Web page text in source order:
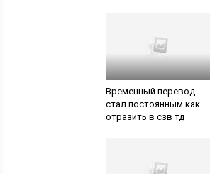
Временный перевод
стал постоянным как
отразить в сзв тд